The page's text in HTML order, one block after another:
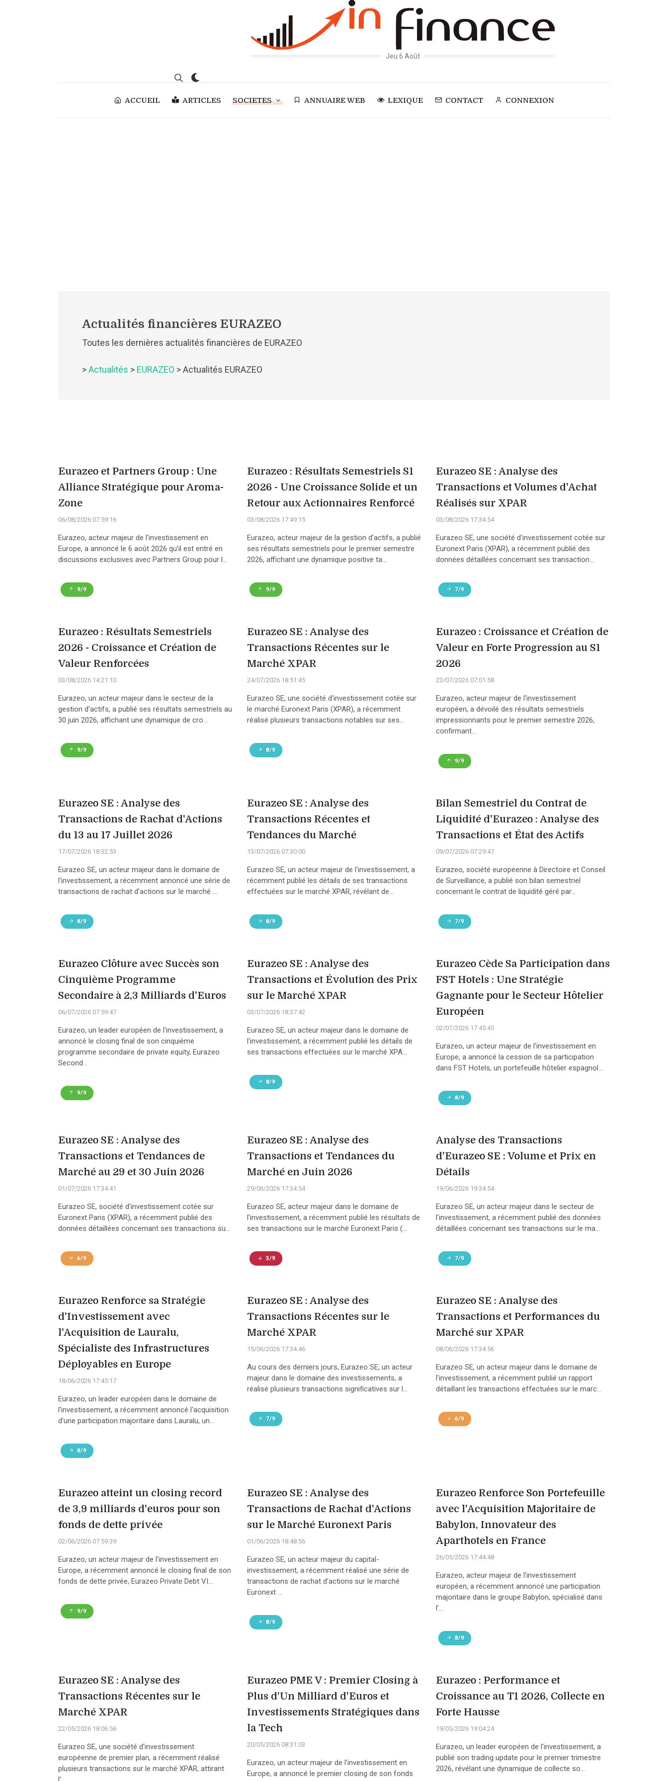
Jeu 6 Août
ACCUEIL ARTICLES SOCIETES ANNUAIRE WEB LEXIQUE CONTACT CONNEXION
Actualités financières EURAZEO
Toutes les dernières actualités financières de EURAZEO
>Actualités > EURAZEO > Actualités EURAZEO
Eurazeo et Partners Group : Une
Alliance Stratégique pour Aroma-
Zone
06/08/2026 07:59:16
Eurazeo, acteur majeur de l'investissement en
Europe, a annoncé le 6 août 2026 qu'il est entré en
discussions exclusives avec Partners Group pour l...
9/9
Eurazeo : Résultats Semestriels S1
2026 - Une Croissance Solide et un
Retour aux Actionnaires Renforcé
03/08/2026 17:49:15
Eurazeo, acteur majeur de la gestion d'actifs, a publié
ses résultats semestriels pour le premier semestre
2026, affichant une dynamique positive ta...
9/9
Eurazeo SE : Analyse des
Transactions et Volumes d'Achat
Réalisés sur XPAR
03/08/2026 17:34:54
Eurazeo SE, une société d'investissement cotée sur
Euronext Paris (XPAR), a récemment publié des
données détaillées concernant ses transaction...
7/9
Eurazeo : Résultats Semestriels
2026 - Croissance et Création de
Valeur Renforcées
03/08/2026 14:21:10
Eurazeo, un acteur majeur dans le secteur de la
gestion d'actifs, a publié ses résultats semestriels au
30 juin 2026, affichant une dynamique de cro...
9/9
Eurazeo SE : Analyse des
Transactions Récentes sur le
Marché XPAR
24/07/2026 18:51:45
Eurazeo SE, une société d'investissement cotée sur
le marché Euronext Paris (XPAR), a récemment
réalisé plusieurs transactions notables sur ses...
8/9
Eurazeo : Croissance et Création de
Valeur en Forte Progression au S1
2026
23/07/2026 07:01:58
Eurazeo, acteur majeur de l'investissement
européen, a dévoilé des résultats semestriels
impressionnants pour le premier semestre 2026,
confirmant...
9/9
Eurazeo SE : Analyse des
Transactions de Rachat d'Actions
du 13 au 17 Juillet 2026
17/07/2026 18:32:53
Eurazeo SE, un acteur majeur dans le domaine de
l'investissement, a récemment annoncé une série de
transactions de rachat d'actions sur le marché ...
8/9
Eurazeo SE : Analyse des
Transactions Récentes et
Tendances du Marché
13/07/2026 07:30:00
Eurazeo SE, un acteur majeur de l'investissement, a
récemment publié les détails de ses transactions
effectuées sur le marché XPAR, révélant de...
8/9
Bilan Semestriel du Contrat de
Liquidité d'Eurazeo : Analyse des
Transactions et État des Actifs
09/07/2026 07:29:47
Eurazeo, société européenne à Directoire et Conseil
de Surveillance, a publié son bilan semestriel
concernant le contrat de liquidité géré par...
7/9
Eurazeo Clôture avec Succès son
Cinquième Programme
Secondaire à 2,3 Milliards d'Euros
06/07/2026 07:59:47
Eurazeo, un leader européen de l'investissement, a
annoncé le closing final de son cinquième
programme secondaire de private equity, Eurazeo
Second...
9/9
Eurazeo SE : Analyse des
Transactions et Évolution des Prix
sur le Marché XPAR
03/07/2026 18:37:42
Eurazeo SE, un acteur majeur dans le domaine de
l'investissement, a récemment publié les détails de
ses transactions effectuées sur le marché XPA...
8/9
Eurazeo Cède Sa Participation dans
FST Hotels : Une Stratégie
Gagnante pour le Secteur Hôtelier
Européen
02/07/2026 17:45:45
Eurazeo, un acteur majeur de l'investissement en
Europe, a annoncé la cession de sa participation
dans FST Hotels, un portefeuille hôtelier espagnol...
8/9
Eurazeo SE : Analyse des
Transactions et Tendances de
Marché au 29 et 30 Juin 2026
01/07/2026 17:34:41
Eurazeo SE, société d'investissement cotée sur
Euronext Paris (XPAR), a récemment publié des
données détaillées concernant ses transactions su...
6/9
Eurazeo SE : Analyse des
Transactions et Tendances du
Marché en Juin 2026
29/06/2026 17:34:54
Eurazeo SE, acteur majeur dans le domaine de
l'investissement, a récemment publié les résultats de
ses transactions sur le marché Euronext Paris (...
3/9
Analyse des Transactions
d'Eurazeo SE : Volume et Prix en
Détails
19/06/2026 19:34:54
Eurazeo SE, un acteur majeur dans le secteur de
l'investissement, a récemment publié des données
détaillées concernant ses transactions sur le ma...
7/9
Eurazeo Renforce sa Stratégie
d'Investissement avec
l'Acquisition de Lauralu,
Spécialiste des Infrastructures
Déployables en Europe
18/06/2026 17:45:17
Eurazeo, un leader européen dans le domaine de
l'investissement, a récemment annoncé l'acquisition
d'une participation majoritaire dans Lauralu, un...
8/9
Eurazeo SE : Analyse des
Transactions Récentes sur le
Marché XPAR
15/06/2026 17:34:46
Au cours des derniers jours, Eurazeo SE, un acteur
majeur dans le domaine des investissements, a
réalisé plusieurs transactions significatives sur l...
7/9
Eurazeo SE : Analyse des
Transactions et Performances du
Marché sur XPAR
08/06/2026 17:34:56
Eurazeo SE, un acteur majeur dans le domaine de
l'investissement, a récemment publié un rapport
détaillant les transactions effectuées sur le marc...
6/9
Eurazeo atteint un closing record
de 3,9 milliards d'euros pour son
fonds de dette privée
02/06/2026 07:59:39
Eurazeo, un acteur majeur de l'investissement en
Europe, a récemment annoncé le closing final de son
fonds de dette privée, Eurazeo Private Debt VI...
9/9
Eurazeo SE : Analyse des
Transactions de Rachat d'Actions
sur le Marché Euronext Paris
01/06/2026 18:48:56
Eurazeo SE, un acteur majeur du capital-
investissement, a récemment réalisé une série de
transactions de rachat d'actions sur le marché
Euronext ...
8/9
Eurazeo Renforce Son Portefeuille
avec l'Acquisition Majoritaire de
Babylon, Innovateur des
Aparthotels en France
26/05/2026 17:44:48
Eurazeo, acteur majeur de l'investissement
européen, a récemment annoncé une participation
majoritaire dans le groupe Babylon, spécialisé dans
l'...
8/9
Eurazeo SE : Analyse des
Transactions Récentes sur le
Marché XPAR
22/05/2026 18:06:56
Eurazeo SE, une société d'investissement
européenne de premier plan, a récemment réalisé
plusieurs transactions sur le marché XPAR, attirant
Eurazeo PME V : Premier Closing à
Plus d'Un Milliard d'Euros et
Investissements Stratégiques dans
la Tech
20/05/2026 08:31:03
Eurazeo, un acteur majeur de l'investissement en
Europe, a annoncé le premier closing de son fonds
Eurazeo : Performance et
Croissance au T1 2026, Collecte en
Forte Hausse
19/05/2026 19:04:24
Eurazeo, un leader européen de l'investissement, a
publié son trading update pour le premier trimestre
2026, révélant une dynamique de collecte so...